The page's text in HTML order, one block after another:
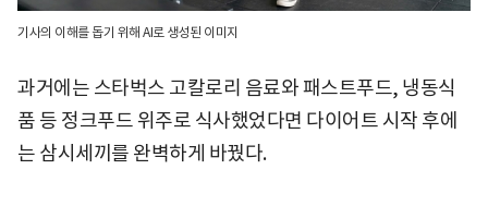
기사의 이해를 돕기 위해 AI로 생성된 이미지
과거에는 스타벅스 고칼로리 음료와 패스트푸드, 냉동식
품 등 정크푸드 위주로 식사했었다면 다이어트 시작 후에
는 삼시세끼를 완벽하게 바꿨다.